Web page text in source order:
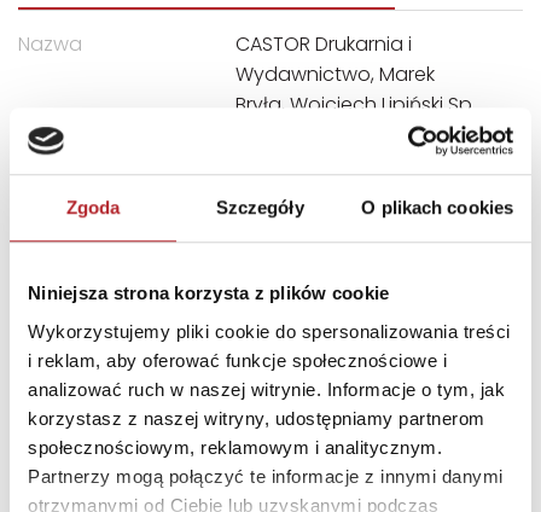
Zgoda Szczegóły O plikach cookies
Niniejsza strona korzysta z plików cookie
Wykorzystujemy pliki cookie do spersonalizowania treści
i reklam, aby oferować funkcje społecznościowe i
analizować ruch w naszej witrynie. Informacje o tym, jak
korzystasz z naszej witryny, udostępniamy partnerom
społecznościowym, reklamowym i analitycznym.
Partnerzy mogą połączyć te informacje z innymi danymi
otrzymanymi od Ciebie lub uzyskanymi podczas
Nazwa
CASTOR Drukarnia i
Wydawnictwo, Marek
Bryła, Wojciech Lipiński Sp.
Ulica
ul. Władysława Łokietka 119
Kod pocztowy
31-263
E-mail
castor@castor.pl
INNI KLIENCI KUPOWALI